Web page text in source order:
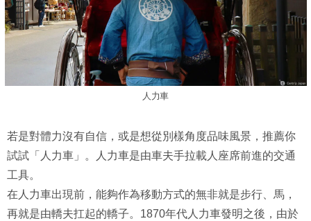
人力車
若是對體力沒有自信，或是想從別樣角度品味風景，推薦你
試試「人力車」。人力車是由車夫手拉載人座席前進的交通
工具。
在人力車出現前，能夠作為移動方式的無非就是步行、馬，
再就是由轎夫扛起的轎子。1870年代人力車發明之後，由於